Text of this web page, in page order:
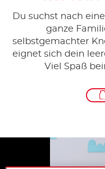
Du suchst nach
ganze
selbstgemachter
eignet sich dein
Viel Spaß